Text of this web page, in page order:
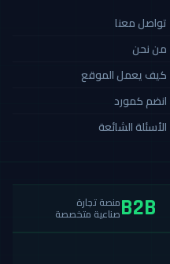
تواصل معنا
من نحن
كيف يعمل الموقع
انضم كمورد
الأسئلة الشائعة
B2Bمنصة تجارة
صناعية متخصصة